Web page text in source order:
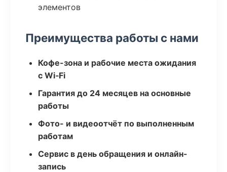
элементов
Преимущества работы с нами
Кофе-зона и рабочие места ожидания
с Wi‑Fi
Гарантия до 24 месяцев на основные
работы
Фото- и видеоотчёт по выполненным
работам
Сервис в день обращения и онлайн-
запись